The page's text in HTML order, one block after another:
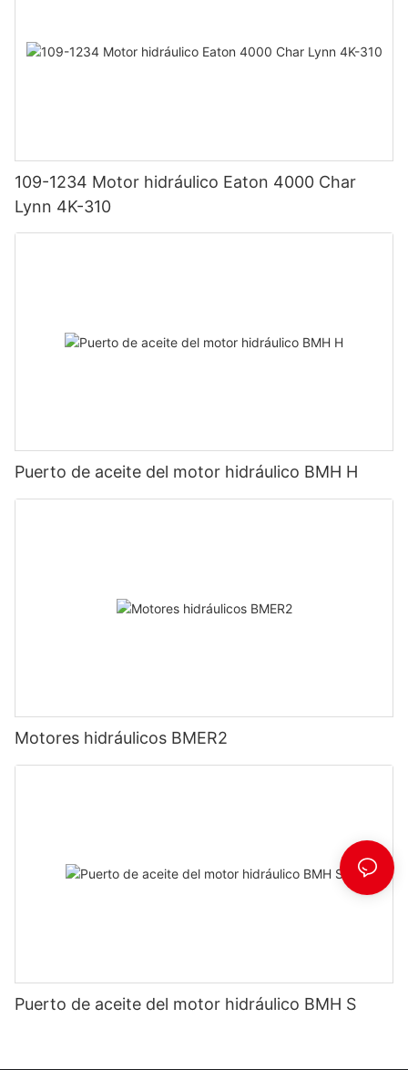
109-1234 Motor hidráulico Eaton 4000 Char
Lynn 4K-310
Puerto de aceite del motor hidráulico BMH H
Motores hidráulicos BMER2
Puerto de aceite del motor hidráulico BMH S